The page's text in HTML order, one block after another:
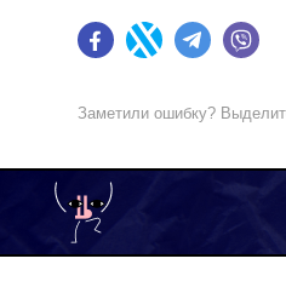
FacebookTwitter Telegram
Заметили ошибку?